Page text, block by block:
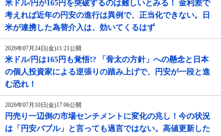
米ドル/円が165円を突破するのは難しいとみる！ 金利差で
考えれば近年の円安の進行は異例で、正当化できない。日
米が連携した為替介入は、効いてくるはず
2026年07月24日(金)11:21公開
米ドル/円は165円も覚悟!? 「骨太の方針」への懸念と日本
の個人投資家による逆張りの踏み上げで、円安が一段と進
む恐れ！
2026年07月10日(金)17:06公開
円売り一辺倒の市場センチメントに変化の兆し！今の状況
は「円安バブル」と言っても過言ではない。高値更新した